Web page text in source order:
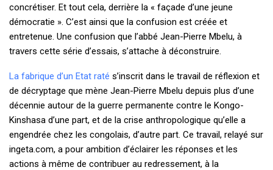
concrétiser. Et tout cela, derrière la « façade d’une jeune
démocratie ». C’est ainsi que la confusion est créée et
entretenue. Une confusion que l’abbé Jean-Pierre Mbelu, à
travers cette série d’essais, s’attache à déconstruire.
La fabrique d’un Etat raté s’inscrit dans le travail de réflexion et
de décryptage que mène Jean-Pierre Mbelu depuis plus d’une
décennie autour de la guerre permanente contre le Kongo-
Kinshasa d’une part, et de la crise anthropologique qu’elle a
engendrée chez les congolais, d’autre part. Ce travail, relayé sur
ingeta.com, a pour ambition d’éclairer les réponses et les
actions à même de contribuer au redressement, à la